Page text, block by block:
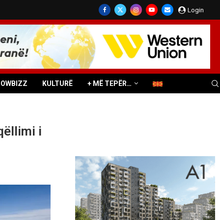
Login
KULTURË + MË TEPËR…
i